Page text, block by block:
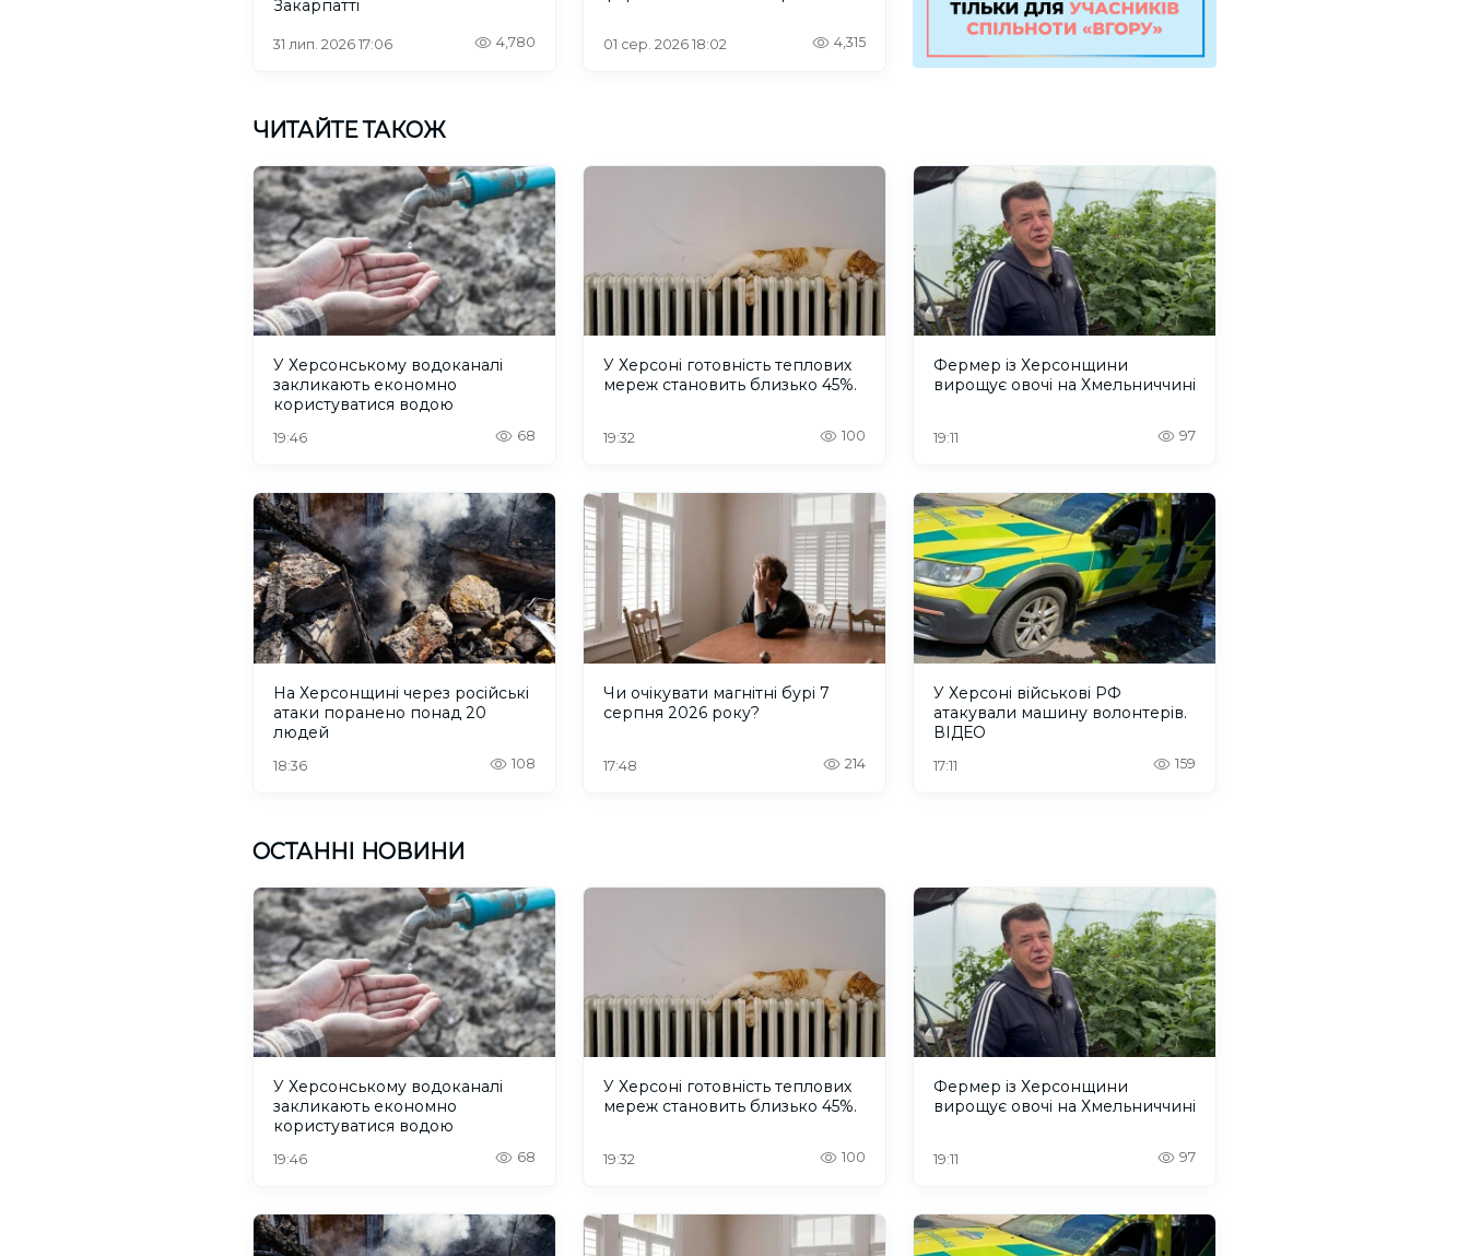
Закарпатті
31 лип. 2026 17:06 4,780 01 сер. 2026 18:02 4,315
ЧИТАЙТЕ ТАКОЖ
У Херсонському водоканалі
закликають економно
користуватися водою
19:46 68
У Херсоні готовність теплових
мереж становить близько 45%.
19:32 100
Фермер із Херсонщини
вирощує овочі на Хмельниччині
19:11 97
На Херсонщині через російські
атаки поранено понад 20
людей
18:36 108
Чи очікувати магнітні бурі 7
серпня 2026 року?
17:48 214
У Херсоні військові РФ
атакували машину волонтерів.
ВІДЕО
17:11 159
ОСТАННІ НОВИНИ
У Херсонському водоканалі
закликають економно
користуватися водою
19:46 68
У Херсоні готовність теплових
мереж становить близько 45%.
19:32 100
Фермер із Херсонщини
вирощує овочі на Хмельниччині
19:11 97